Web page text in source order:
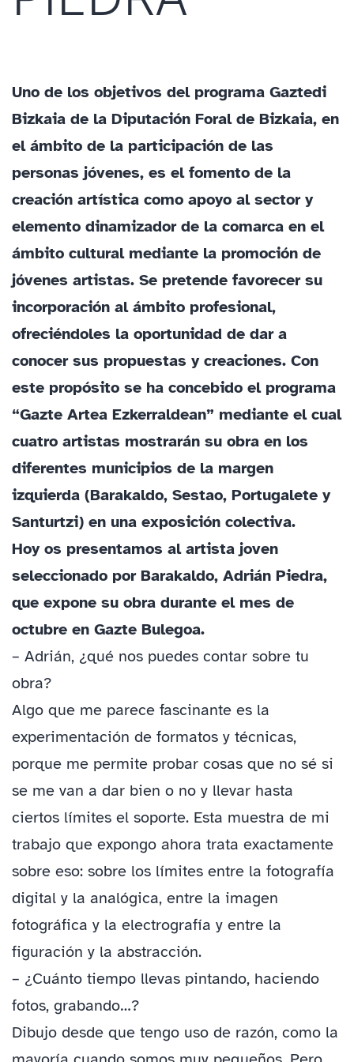
Uno de los objetivos del programa Gaztedi
Bizkaia de la Diputación Foral de Bizkaia, en
el ámbito de la participación de las
personas jóvenes, es el fomento de la
creación artística como apoyo al sector y
elemento dinamizador de la comarca en el
ámbito cultural mediante la promoción de
jóvenes artistas. Se pretende favorecer su
incorporación al ámbito profesional,
ofreciéndoles la oportunidad de dar a
conocer sus propuestas y creaciones. Con
este propósito se ha concebido el programa
“Gazte Artea Ezkerraldean” mediante el cual
cuatro artistas mostrarán su obra en los
diferentes municipios de la margen
izquierda (Barakaldo, Sestao, Portugalete y
Santurtzi) en una exposición colectiva.
Hoy os presentamos al artista joven
seleccionado por Barakaldo, Adrián Piedra,
que expone su obra durante el mes de
octubre en Gazte Bulegoa.
– Adrián, ¿qué nos puedes contar sobre tu
obra?
Algo que me parece fascinante es la
experimentación de formatos y técnicas,
porque me permite probar cosas que no sé si
se me van a dar bien o no y llevar hasta
ciertos límites el soporte. Esta muestra de mi
trabajo que expongo ahora trata exactamente
sobre eso: sobre los límites entre la fotografía
digital y la analógica, entre la imagen
fotográfica y la electrografía y entre la
figuración y la abstracción.
– ¿Cuánto tiempo llevas pintando, haciendo
fotos, grabando…?
Dibujo desde que tengo uso de razón, como la